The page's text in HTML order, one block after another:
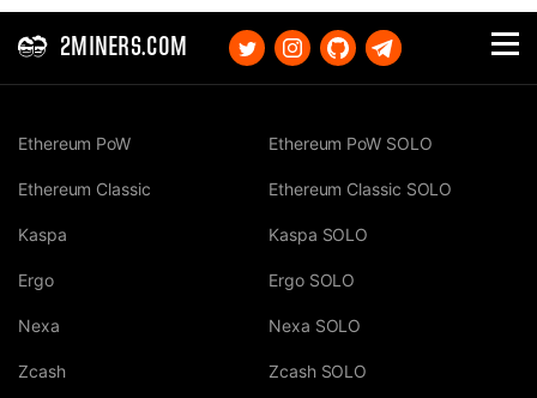
2MINERS.COM
Ethereum PoW
Ethereum Classic
Kaspa
Ergo
Nexa
Zcash
Ethereum PoW SOLO
Ethereum Classic SOLO
Kaspa SOLO
Ergo SOLO
Nexa SOLO
Zcash SOLO